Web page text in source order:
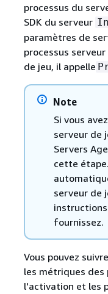
processus du
SDK du serveur
paramètres de
processus
de jeu, il appelle
Note
Si vous
serveur de
Servers
cette
serveur de
fournissez.
Vous pouvez
les métriques des
l'activation et les